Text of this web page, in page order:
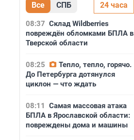
Все СПБ 24 часа
08:37 Склад Wildberries
повреждён обломками БПЛА в
Тверской области
08:25
Тепло, тепло, горячо.
До Петербурга дотянулся
циклон — что ждать
08:11
Самая массовая атака
БПЛА в Ярославской области:
повреждены дома и машины